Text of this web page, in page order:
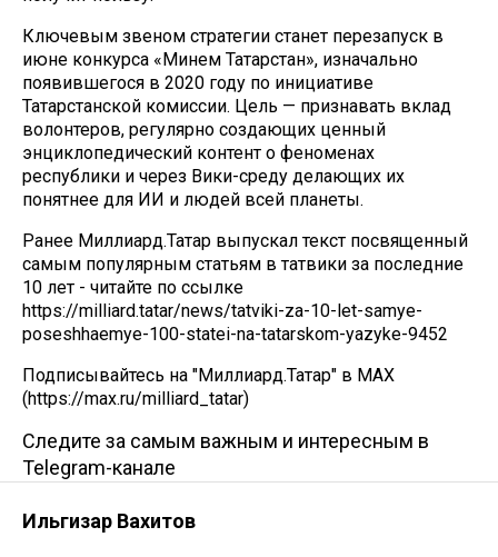
Ключевым звеном стратегии станет перезапуск в
июне конкурса «Минем Татарстан», изначально
появившегося в 2020 году по инициативе
Татарстанской комиссии. Цель — признавать вклад
волонтеров, регулярно создающих ценный
энциклопедический контент о феноменах
республики и через Вики-среду делающих их
понятнее для ИИ и людей всей планеты.
Ранее Миллиард.Татар выпускал текст посвященный
самым популярным статьям в татвики за последние
10 лет - читайте по ссылке
https://milliard.tatar/news/tatviki-za-10-let-samye-
poseshhaemye-100-statei-na-tatarskom-yazyke-9452
Подписывайтесь на "Миллиард.Татар" в МАХ
(https://max.ru/milliard_tatar)
Следите за самым важным и интересным в
Telegram-канале
Ильгизар Вахитов